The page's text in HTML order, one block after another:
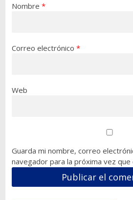
Nombre *
Correo electrónico *
Web
Guarda mi nombre, correo
navegador para la próxima vez que